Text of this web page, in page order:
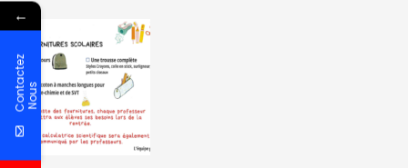
←
C
o
n
t
a
c
t
e
z
N
o
u s